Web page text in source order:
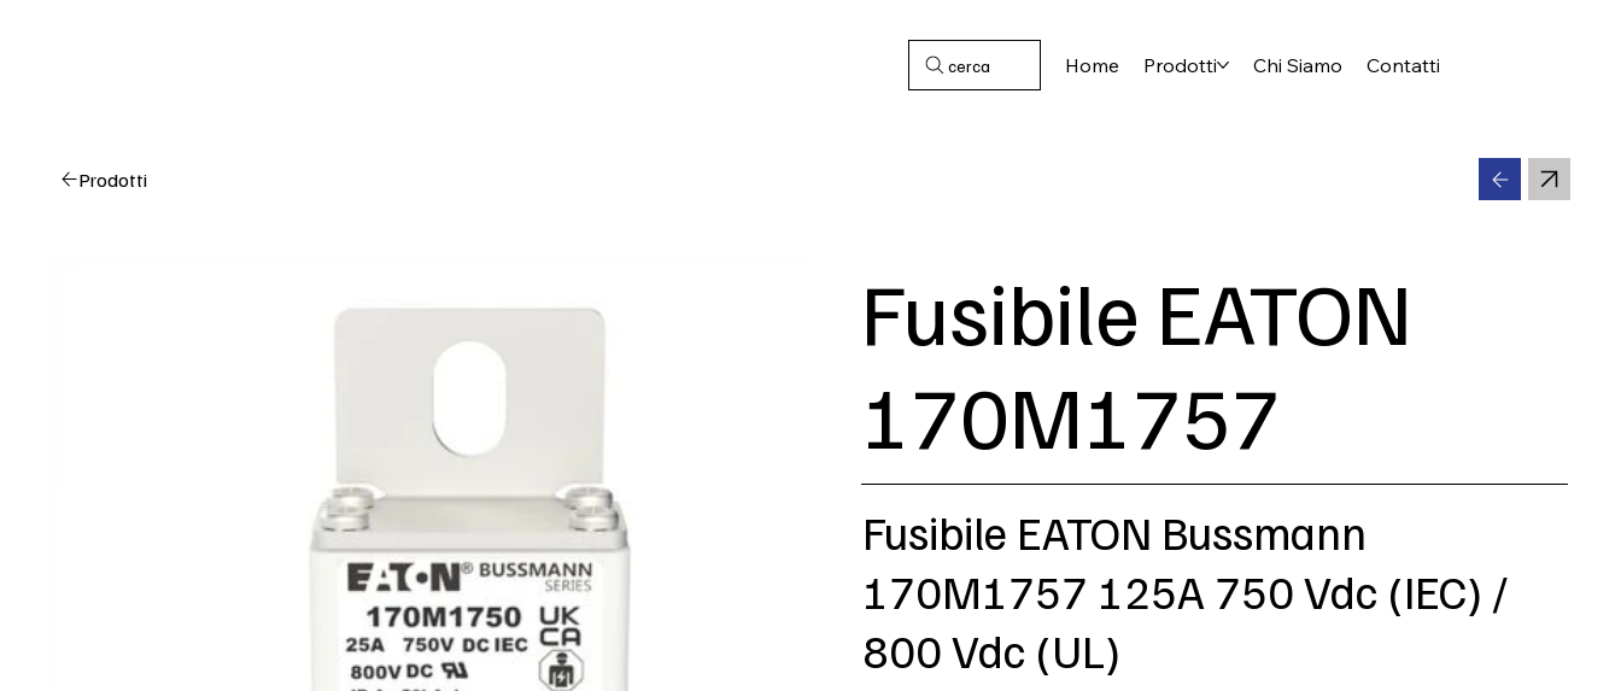
cerca Home Prodotti Chi Siamo Contatti
Prodotti
Fusibile EATON
170M1757
Fusibile EATON Bussmann
170M1757 125A 750 Vdc (IEC) /
800 Vdc (UL)